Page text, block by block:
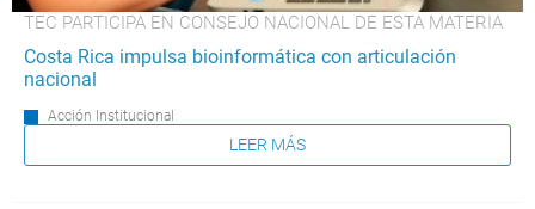
TEC PARTICIPA EN CONSEJO NACIONAL DE ESTA MATERIA
Costa Rica impulsa bioinformática con articulación
nacional
Acción Institucional
LEER MÁS